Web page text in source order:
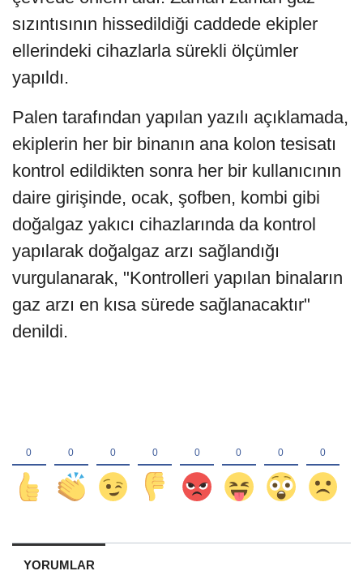
sızıntısının hissedildiği caddede ekipler
ellerindeki cihazlarla sürekli ölçümler
yapıldı.
Palen tarafından yapılan yazılı açıklamada,
ekiplerin her bir binanın ana kolon tesisatı
kontrol edildikten sonra her bir kullanıcının
daire girişinde, ocak, şofben, kombi gibi
doğalgaz yakıcı cihazlarında da kontrol
yapılarak doğalgaz arzı sağlandığı
vurgulanarak, "Kontrolleri yapılan binaların
gaz arzı en kısa sürede sağlanacaktır"
denildi.
YORUMLAR